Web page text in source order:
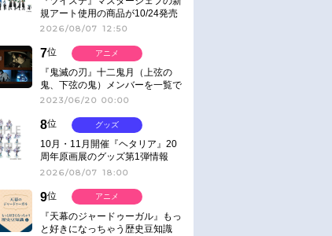
規アート使用の商品が10/24発売
2026/08/07 12:50
7位
『鬼滅の刃』十二鬼月（上弦の
鬼、下弦の鬼）メンバーを一覧で
紹介＆解説（登場鬼の情報まと
2023/06/20 00:00
アニメ
8位
10月・11月開催『ヘタリア』20
周年原画展のグッズ第1弾情報
2026/08/07 18:00
グッズ
9位
『天幕のジャードゥーガル』もっ
と好きになっちゃう歴史豆知識
アニメ